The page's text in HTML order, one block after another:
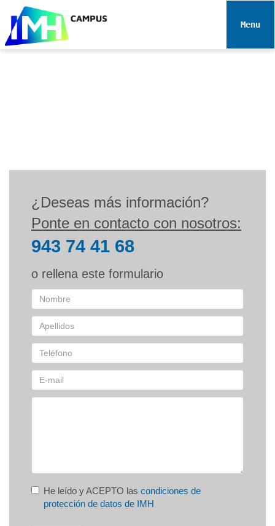
e
Toggle
Servicios a empresas
Mejora de tu competitividad técnica y
humana
Captación de talento
Expertos con amplia experiencia
Instalaciones avanzadas
¿Deseas más información?
Ponte en contacto con nosotros:
943 74 41 68
o rellena este formulario
He leído y ACEPTO las condiciones de
protección de datos de IMH